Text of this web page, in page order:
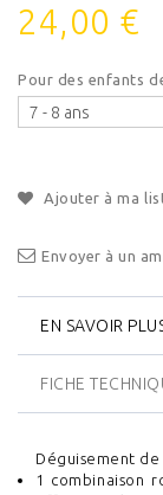
24,00 €
Pour des enfants
Ajouter à ma
Envoyer à un
EN SAVOIR
FICHE
Déguisement
1 combinaison